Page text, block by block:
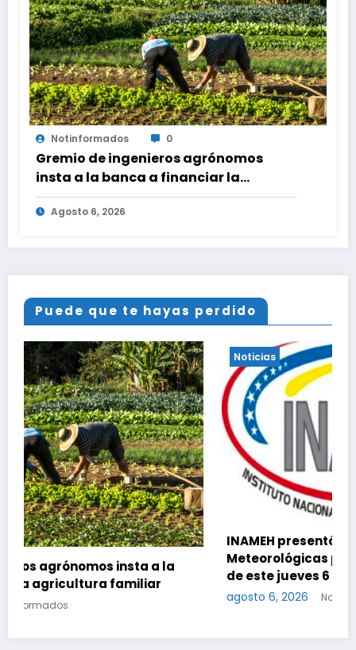
Notinformados 0
Gremio de ingenieros agrónomos
insta a la banca a financiar la
agricultura familiar
Agosto 6, 2026
Puede que te hayas perdido
Noticias
INAMEH presentó las Condiciones
Meteorológicas para las próximas 24 horas,
de este jueves 6 de agosto 2026
Notinformados